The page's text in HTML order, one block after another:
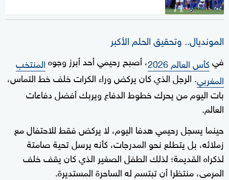
المونديال.. وتحقيق الحلم الأكبر
فيكأس العالم 2026 ، أصبح رحيمي أحد أبرز وجوهالمنتخب
المغربي. الرجل الذي كان يركض وراء الكرات خلف خط التماس،
بات اليوم من يحرك خطوط الدفاع ويربك أفضل دفاعات
العالم.
حينما يسجل رحيمي هدفا اليوم، لا يركض فقط للاحتفال مع
زملائه، بل يتطلع نحو المدرجات، كأنه يرسل تحية صامتة
لذكراه القديمة؛ لذلك الطفل الصغير الذي كان يقف خلف
المرمى، منتظرا أن تبتسم له الساحرة المستديرة.